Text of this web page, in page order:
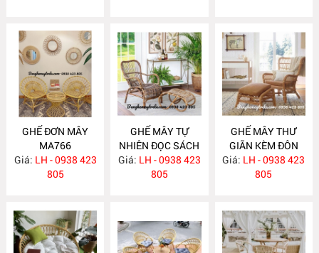
GHẾ ĐƠN MÂY
MA766
Giá: LH - 0938 423
805
GHẾ MÂY TỰ
NHIÊN ĐỌC SÁCH
KÈM ĐÔN GÁC
CHÂN MA759
Giá: LH - 0938 423
805
GHẾ MÂY THƯ
GIÃN KÈM ĐÔN
GÁC CHÂN MA758
Giá: LH - 0938 423
805